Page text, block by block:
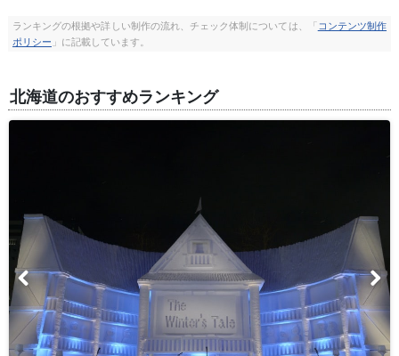
ランキングの根拠や詳しい制作の流れ、チェック体制については、「 コンテンツ制作
ポリシー 」に記載しています。
北海道のおすすめランキング